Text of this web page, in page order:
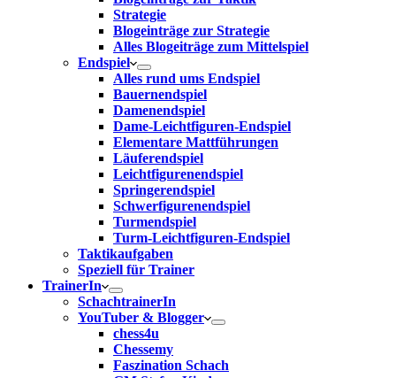
Strategie
Blogeinträge zur Strategie
Alles Blogeiträge zum Mittelspiel
Endspiel
Alles rund ums Endspiel
Bauernendspiel
Damenendspiel
Dame-Leichtfiguren-Endspiel
Elementare Mattführungen
Läuferendspiel
Leichtfigurenendspiel
Springerendspiel
Schwerfigurenendspiel
Turmendspiel
Turm-Leichtfiguren-Endspiel
Taktikaufgaben
Speziell für Trainer
TrainerIn
SchachtrainerIn
YouTuber & Blogger
chess4u
Chessemy
Faszination Schach